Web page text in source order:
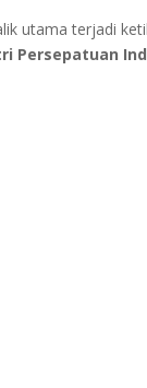
utama terjadi
Persepatuan